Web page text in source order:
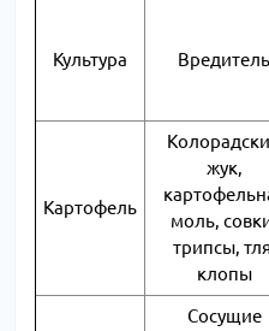
Культура Вредитель
Картофель
жук,
моль,
трипсы,
клопы
Сосущие